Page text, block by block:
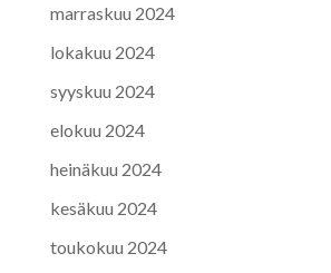
marraskuu 2024
lokakuu 2024
syyskuu 2024
elokuu 2024
heinäkuu 2024
kesäkuu 2024
toukokuu 2024